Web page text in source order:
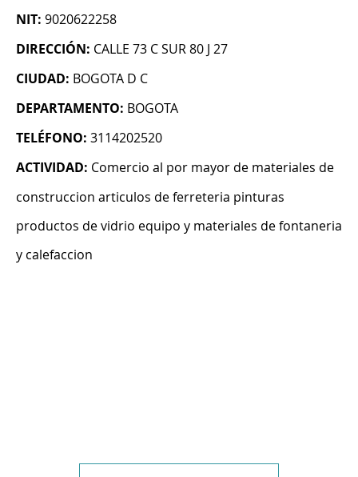
NIT: 9020622258
DIRECCIÓN: CALLE 73 C SUR 80 J 27
CIUDAD: BOGOTA D C
DEPARTAMENTO: BOGOTA
TELÉFONO: 3114202520
ACTIVIDAD: Comercio al por mayor de materiales de
construccion articulos de ferreteria pinturas
productos de vidrio equipo y materiales de fontaneria
y calefaccion